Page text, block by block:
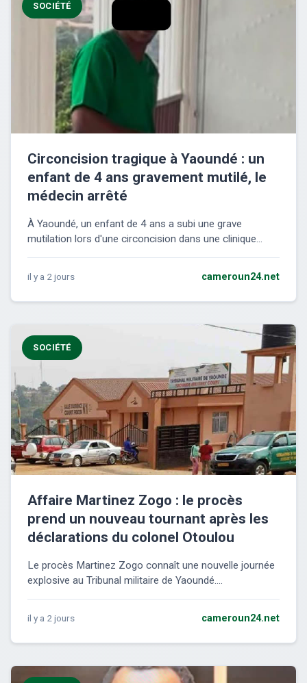
SOCIÉTÉ
Circoncision tragique à Yaoundé : un
enfant de 4 ans gravement mutilé, le
médecin arrêté
À Yaoundé, un enfant de 4 ans a subi une grave
mutilation lors d'une circoncision dans une clinique...
il y a 2 jours cameroun24.net
SOCIÉTÉ
Affaire Martinez Zogo : le procès
prend un nouveau tournant après les
déclarations du colonel Otoulou
Le procès Martinez Zogo connaît une nouvelle journée
explosive au Tribunal militaire de Yaoundé....
il y a 2 jours cameroun24.net